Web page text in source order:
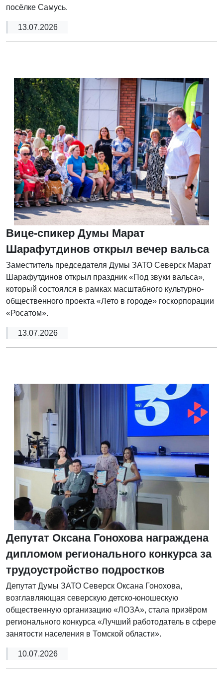
посёлке Самусь.
13.07.2026
Вице-спикер Думы Марат
Шарафутдинов открыл вечер вальса
Заместитель председателя Думы ЗАТО Северск Марат
Шарафутдинов открыл праздник «Под звуки вальса»,
который состоялся в рамках масштабного культурно-
общественного проекта «Лето в городе» госкорпорации
«Росатом».
13.07.2026
Депутат Оксана Гонохова награждена
дипломом регионального конкурса за
трудоустройство подростков
Депутат Думы ЗАТО Северск Оксана Гонохова,
возглавляющая северскую детско-юношескую
общественную организацию «ЛОЗА», стала призёром
регионального конкурса «Лучший работодатель в сфере
занятости населения в Томской области».
10.07.2026